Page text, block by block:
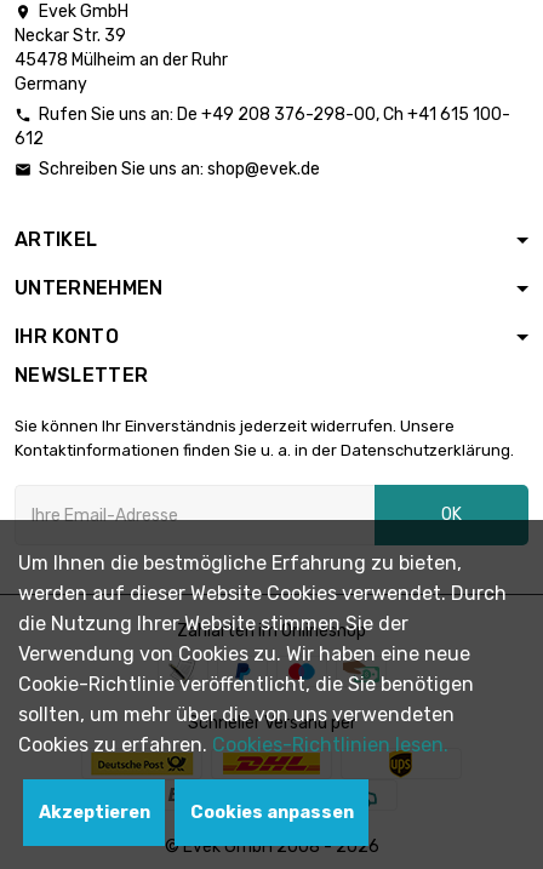
Breite : 100mm
Länge : 800mm
Dicke/Stärke : 0.55mm
Dicke/Stärke :
8,65 €
Dicke/Stärke :
Länge : 150mm
Dicke/Stärke : 0.55mm
Dicke/Stärke :
Länge : 250mm
Breite : 150mm
Dicke/Stärke : 0.55mm
3,61 €
Länge : 300mm
Breite : 150mm
Dicke/Stärke :
0.55mm
4,32 €
Länge : 400mm
Dicke/Stärke :
5,76 €

Evek GmbH
Neckar Str. 39
45478 Mülheim an der Ruhr
Germany
 Rufen Sie uns an: De +49 208 376-298-00, Ch +41 615 100-
612
 Schreiben Sie uns an: shop@evek.de
ARTIKEL
UNTERNEHMEN
IHR KONTO
NEWSLETTER
Sie können Ihr Einverständnis jederzeit widerrufen. Unsere
Kontaktinformationen finden Sie u. a. in der Datenschutzerklärung.
OK
Zahlarten im Onlineshop
Schneller Versand per
© Evek GmbH 2008 - 2026
Um Ihnen die bestmögliche Erfahrung zu bieten,
werden auf dieser Website Cookies verwendet. Durch
die Nutzung Ihrer Website stimmen Sie der
Verwendung von Cookies zu. Wir haben eine neue
Cookie-Richtlinie veröffentlicht, die Sie benötigen
sollten, um mehr über die von uns verwendeten
Cookies zu erfahren. Cookies-Richtlinien lesen.
Akzeptieren Cookies anpassen